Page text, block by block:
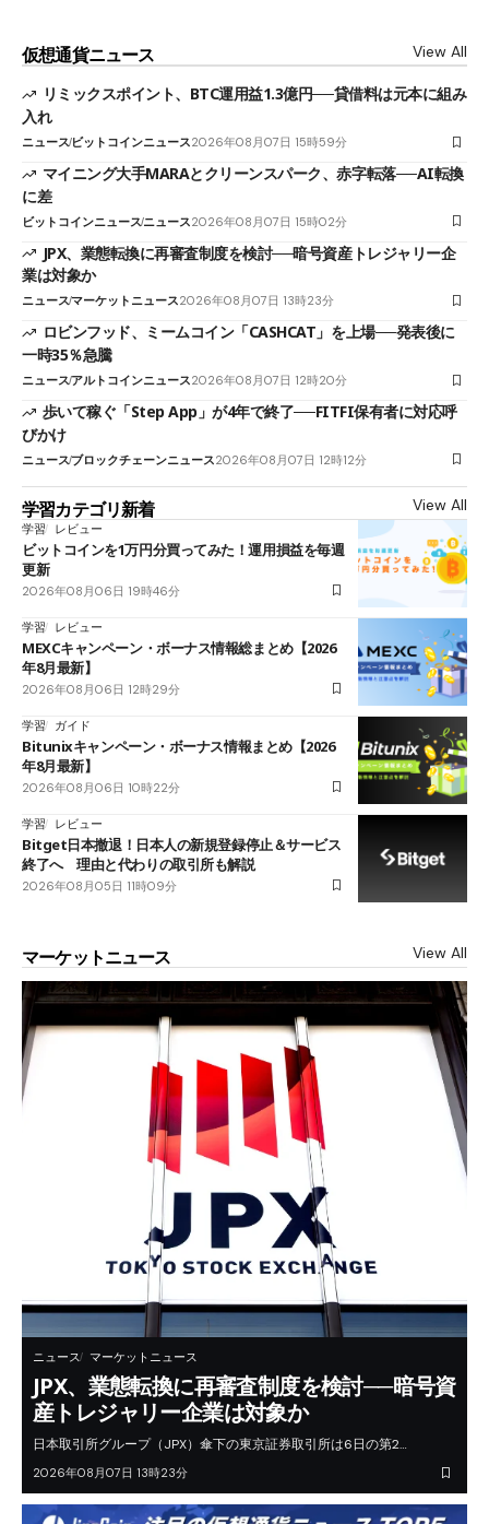
仮想通貨ニュース View All
リミックスポイント、BTC運用益1.3億円──貸借料は元本に組み
入れ
ニュースビットコインニュース2026年08月07日 15時59分
マイニング大手MARAとクリーンスパーク、赤字転落──AI転換
に差
ビットコインニュースニュース2026年08月07日 15時02分
JPX、業態転換に再審査制度を検討──暗号資産トレジャリー企
業は対象か
ニュースマーケットニュース2026年08月07日 13時23分
ロビンフッド、ミームコイン「CASHCAT」を上場──発表後に
一時35％急騰
ニュースアルトコインニュース2026年08月07日 12時20分
歩いて稼ぐ「Step App」が4年で終了──FITFI保有者に対応呼
びかけ
ニュースブロックチェーンニュース2026年08月07日 12時12分
学習カテゴリ新着 View All
学習 レビュー
ビットコインを1万円分買ってみた！運用損益を毎週
更新
2026年08月06日 19時46分
学習 レビュー
MEXCキャンペーン・ボーナス情報総まとめ【2026
年8月最新】
2026年08月06日 12時29分
学習 ガイド
Bitunixキャンペーン・ボーナス情報まとめ【2026
年8月最新】
2026年08月06日 10時22分
学習 レビュー
Bitget日本撤退！日本人の新規登録停止＆サービス
終了へ 理由と代わりの取引所も解説
2026年08月05日 11時09分
マーケットニュース View All
ニュース マーケットニュース
JPX、業態転換に再審査制度を検討──暗号資
産トレジャリー企業は対象か
日本取引所グループ（JPX）傘下の東京証券取引所は6日の第2…
2026年08月07日 13時23分